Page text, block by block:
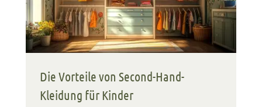
Die Vorteile von Second-Hand-
Kleidung für Kinder